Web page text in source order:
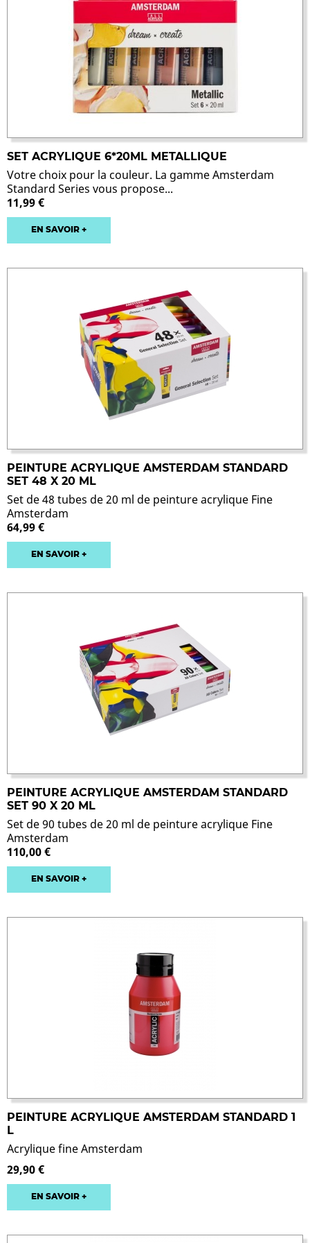
SET ACRYLIQUE 6*20ML METALLIQUE
Votre choix pour la couleur. La gamme Amsterdam
Standard Series vous propose...
11,99 €
EN SAVOIR +
PEINTURE ACRYLIQUE AMSTERDAM STANDARD
SET 48 X 20 ML
Set de 48 tubes de 20 ml de peinture acrylique Fine
Amsterdam
64,99 €
EN SAVOIR +
PEINTURE ACRYLIQUE AMSTERDAM STANDARD
SET 90 X 20 ML
Set de 90 tubes de 20 ml de peinture acrylique Fine
Amsterdam
110,00 €
EN SAVOIR +
PEINTURE ACRYLIQUE AMSTERDAM STANDARD 1
L
Acrylique fine Amsterdam
29,90 €
EN SAVOIR +